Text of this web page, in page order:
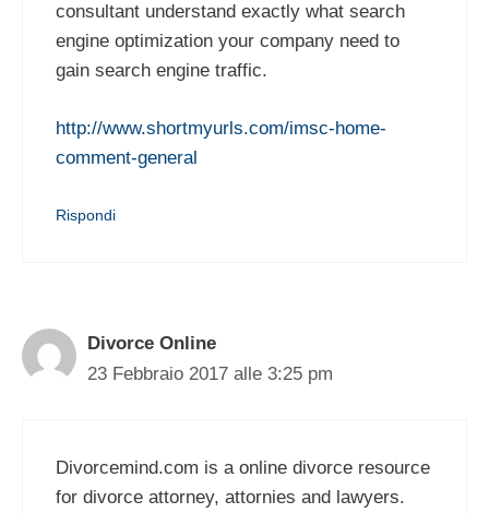
consultant understand exactly what search
engine optimization your company need to
gain search engine traffic.
http://www.shortmyurls.com/imsc-home-
comment-general
Rispondi
Divorce Online
23 Febbraio 2017 alle 3:25 pm
Divorcemind.com is a online divorce resource
for divorce attorney, attornies and lawyers.